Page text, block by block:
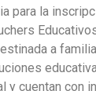
para la
a
y cuentan con